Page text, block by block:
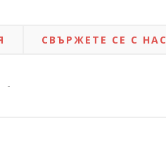
СВЪРЖЕТЕ СЕ С
-